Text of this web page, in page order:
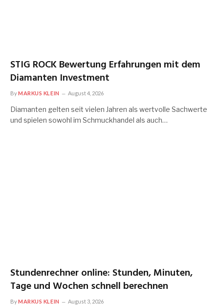
STIG ROCK Bewertung Erfahrungen mit dem
Diamanten Investment
ByMARKUS KLEIN August 4, 2026
Diamanten gelten seit vielen Jahren als wertvolle Sachwerte
und spielen sowohl im Schmuckhandel als auch…
Stundenrechner online: Stunden, Minuten,
Tage und Wochen schnell berechnen
ByMARKUS KLEIN August 3, 2026